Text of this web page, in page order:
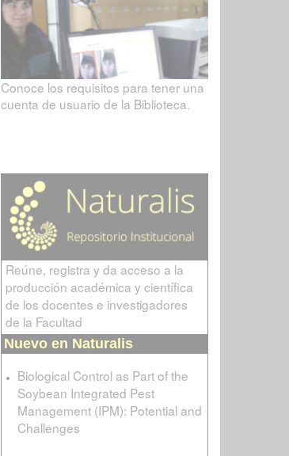
Conoce los requisitos para tener una
cuenta de usuario de la Biblioteca.
Reúne, registra y da acceso a la
producción académica y científica
de los docentes e investigadores
de la Facultad
Nuevo en Naturalis
Biological Control as Part of the
Soybean Integrated Pest
Management (IPM): Potential and
Challenges